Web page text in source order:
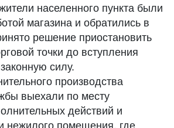
населенного пункта были
магазина и обратились в
решение приостановить
точки до вступления
силу.
производства
выехали по месту
действий и
нежилого помещения, где